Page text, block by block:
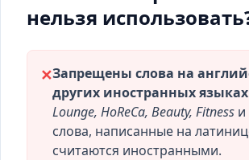
нельзя
✕Запрещены слова на
других иностранных
Lounge, HoReCa, Beauty, Fitness
слова, написанные на
считаются иностранными.